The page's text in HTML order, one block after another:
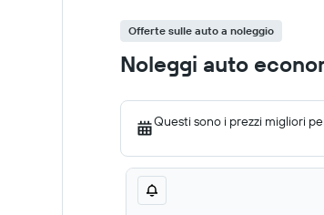
Offerte sulle auto a noleggio
Noleggi auto
Questi sono i prezzi migliori